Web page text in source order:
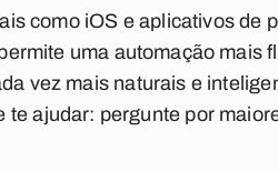
como iOS e aplicativos de
uma automação mais
vez mais naturais e
ajudar: pergunte por